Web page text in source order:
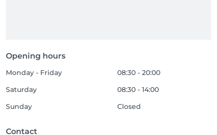
Opening hours
Monday - Friday
08:30 - 20:00
Saturday
08:30 - 14:00
Sunday
Closed
Contact